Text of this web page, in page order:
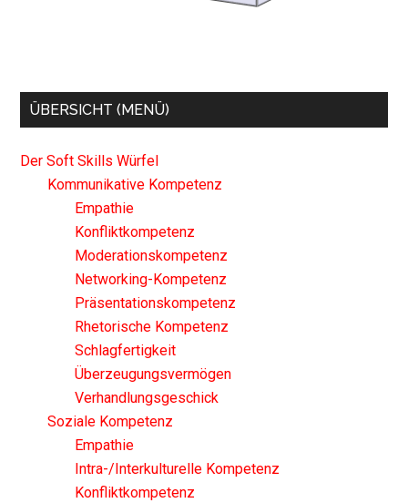
ÜBERSICHT (MENÜ)
Der Soft Skills Würfel
Kommunikative Kompetenz
Empathie
Konfliktkompetenz
Moderationskompetenz
Networking-Kompetenz
Präsentationskompetenz
Rhetorische Kompetenz
Schlagfertigkeit
Überzeugungsvermögen
Verhandlungsgeschick
Soziale Kompetenz
Empathie
Intra-/Interkulturelle Kompetenz
Konfliktkompetenz